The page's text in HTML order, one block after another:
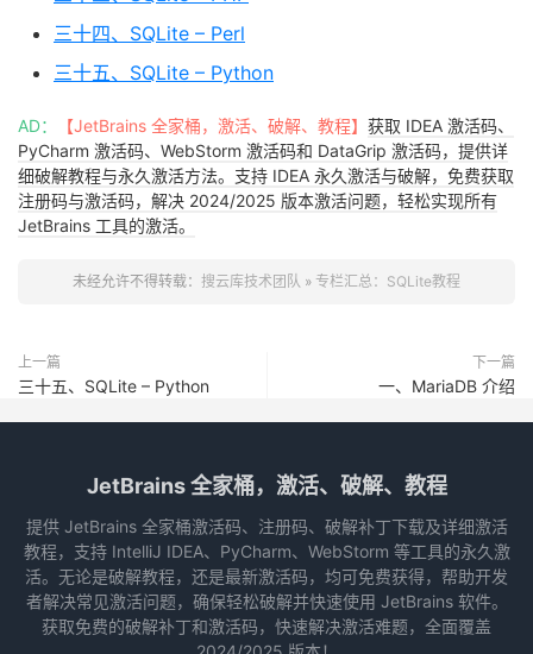
三十四、SQLite – Perl
三十五、SQLite – Python
AD： 【JetBrains 全家桶，激活、破解、教程】 获取 IDEA 激活码、
PyCharm 激活码、WebStorm 激活码和 DataGrip 激活码，提供详
细破解教程与永久激活方法。支持 IDEA 永久激活与破解，免费获取
注册码与激活码，解决 2024/2025 版本激活问题，轻松实现所有
JetBrains 工具的激活。
未经允许不得转载： 搜云库技术团队 » 专栏汇总：SQLite教程
上一篇
三十五、SQLite – Python
下一篇
一、MariaDB 介绍
JetBrains 全家桶，激活、破解、教程
提供 JetBrains 全家桶激活码、注册码、破解补丁下载及详细激活
教程，支持 IntelliJ IDEA、PyCharm、WebStorm 等工具的永久激
活。无论是破解教程，还是最新激活码，均可免费获得，帮助开发
者解决常见激活问题，确保轻松破解并快速使用 JetBrains 软件。
获取免费的破解补丁和激活码，快速解决激活难题，全面覆盖